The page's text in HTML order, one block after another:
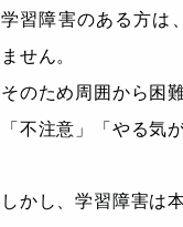
学習障害のある方は
ません。
そのため周囲から困
「不注意」「やる気
しかし、学習障害は